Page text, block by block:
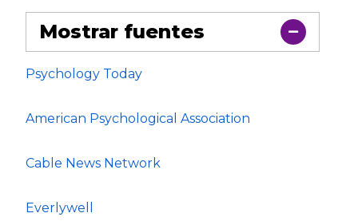
Mostrar fuentes
Psychology Today
American Psychological Association
Cable News Network
Everlywell